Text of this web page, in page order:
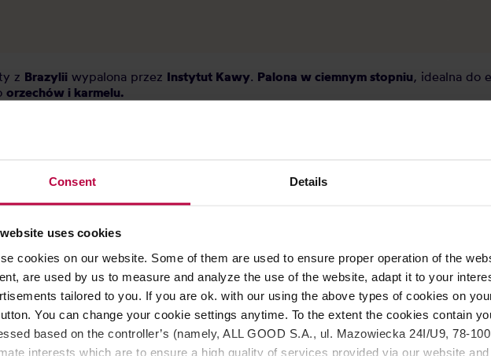
Consent Details
uses cookies
cookies on our website. Some of them are used to ensure proper operation of the
are used by us to measure and analyze the use of the website, adapt it to your
tailored to you. If you are ok. with our using the above types of cookies on
You can change your cookie settings anytime. To the extent the cookies contain
based on the controller’s (namely, ALL GOOD S.A., ul. Mazowiecka 24I/U9, 78-100
interests which are to ensure a high quality of services provided via our website
z Brazylii wypalona przez Instytut Kawy. Palona w ciemnym stopniu, idealna do
orzechów i karmelu.
m n.p.m.
miejscu.
DARMOWA DOSTAWA